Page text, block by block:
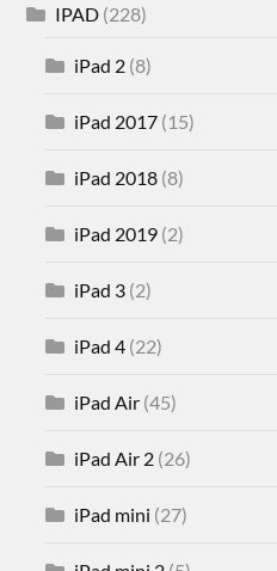
IPAD (228)
iPad 2 (8)
iPad 2017 (15)
iPad 2018 (8)
iPad 2019 (2)
iPad 3 (2)
iPad 4 (22)
iPad Air (45)
iPad Air 2 (26)
iPad mini (27)